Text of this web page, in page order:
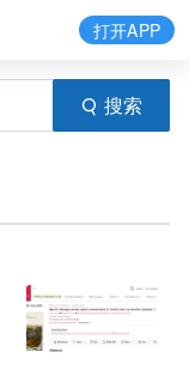
搜索
打开APP